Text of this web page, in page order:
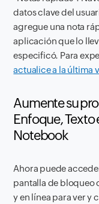
datos clave del
agregue una nota
aplicación que lo
especificó. Para
actualice a la última
Aumente su
Enfoque, Texto
Notebook
Ahora puede
pantalla de bloqueo
y en línea para ver y